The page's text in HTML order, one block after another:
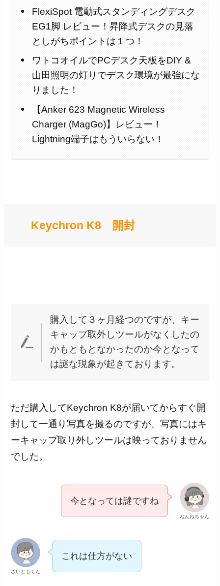
FlexiSpot 電動式スタンディングデスク
EG1脚 レビュー！昇降式デスクの見落
としがちポイントは１つ！
ワトコオイルでPCデスク天板をDIY &
山田照明の灯りでデスク環境が最強にな
りました！
【Anker 623 Magnetic Wireless
Charger (MagGo)】レビュー！
Lightning端子はもういらない！
Keychron K8 開封
購入して３ヶ月経つのですが、キー
キャップ取外しツールがなくしたの
かもともとなかったのか今となって
は謎な現象が起きております。
ただ購入してKeychron K8が届いてからすぐ開
封して一通り写真を撮るのですが、写真にはキ
ーキャップ取り外しツールは映っておりません
でした。
ねんねちゃん
今となっては謎ですね
さいともくん
これは仕方がない